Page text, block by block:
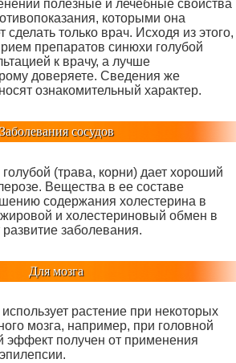
полезные и лечебные свойства
которыми она
сделать только врач. Исходя из этого,
препаратов синюхи голубой
к врачу, а лучше
доверяете. Сведения же
ознакомительный характер.
Заболевания сосудов
(трава, корни) дает хороший
Вещества в ее составе
содержания холестерина в
и холестериновый обмен в
заболевания.
Для мозга
растение при некоторых
мозга, например, при головной
эффект получен от применения